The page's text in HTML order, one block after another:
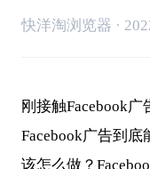
快洋淘浏览器 ·
刚接触Facebook广
Facebook广告到
该怎么做？